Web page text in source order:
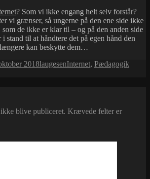
? Som vi ikke engang helt selv forstår?
vi grænser, så ungerne på den ene side ikke
de ikke er klar til – og på den anden side
stand til at håndtere det på egen hånd den
kan beskytte dem…
2018Forfatter
laugesenKategorier
Internet, Pædagogik
blive publiceret. Krævede felter er